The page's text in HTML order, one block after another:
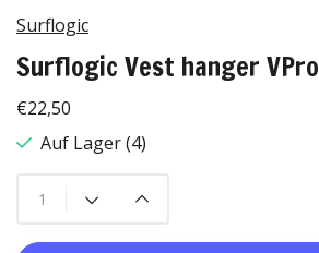
Surflogic
Surflogic Vest hanger VPro
€22,50
Auf Lager (4)